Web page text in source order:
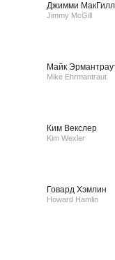
Джимми МакГилл
Jimmy McGill
Майк
Mike Ehrmantraut
Ким Векслер
Kim Wexler
Говард Хэмлин
Howard Hamlin